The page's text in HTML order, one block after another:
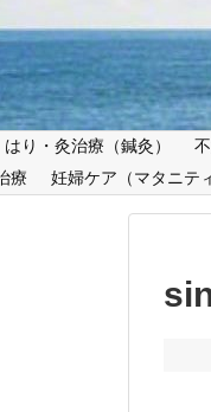
はり・灸治療（鍼灸）
療 妊婦ケア（マタニテ